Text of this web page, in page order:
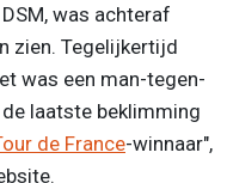
was achteraf
zien. Tegelijkertijd
was een man-tegen-
laatste beklimming
de France-winnaar",